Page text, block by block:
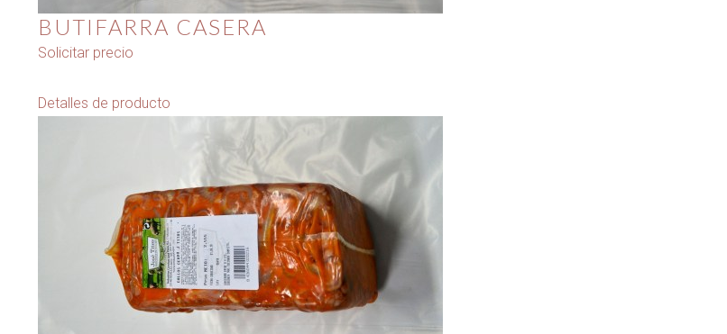
BUTIFARRA CASERA
Solicitar precio
Detalles de producto